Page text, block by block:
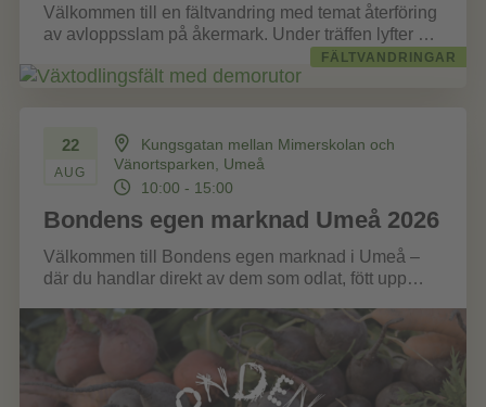
FÄLTVANDRINGAR
Välkommen till en fältvandring med temat återföring
av avloppsslam på åkermark. Under träffen lyfter vi
22
AUG
Kungsgatan mellan Mimerskolan och
Vänortsparken, Umeå
10:00 - 15:00
Bondens egen marknad Umeå 2026
Välkommen till Bondens egen marknad i Umeå –
där du handlar direkt av dem som odlat, fött upp